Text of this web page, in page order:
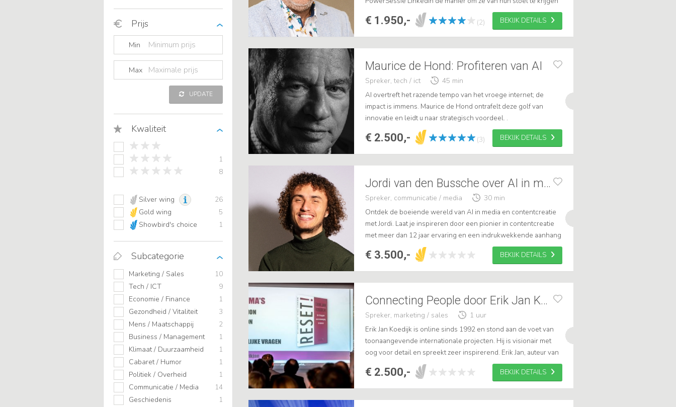
Prijs
Min
Max
UPDATE
Kwaliteit
1
8
Silver wing
26
Gold wing
5
Showbird's choice
1
Subcategorie
Marketing / Sales
10
Tech / ICT
9
Economie / Finance
1
Gezondheid / Vitaliteit
3
Mens / Maatschappij
2
Business / Management
1
Klimaat / Duurzaamheid
1
Cabaret / Humor
1
Politiek / Overheid
1
Communicatie / Media
14
Geschiedenis
1
en kennis te laten maken met de mogelijkheden van Social ...
€ 1.950,- (2) BEKIJK DETAILS
Maurice de Hond: Profiteren van AI
Spreker, tech / ict
45 min
AI overtreft het razende tempo van het vroege internet; de
impact is immens. Maurice de Hond ontrafelt deze golf van
innovatie en leidt u naar strategisch voordeel. .
€ 2.500,- (3) BEKIJK DETAILS
Jordi van den Bussche over AI in media
Spreker, communicatie / media
30 min
Ontdek de boeiende wereld van AI in media en contentcreatie
met Jordi. Laat je inspireren door een pionier in contentcreatie
met meer dan 12 jaar ervaring en een indrukwekkende aanhang
van meer dan 20 miljoen volgers wereldwijd. Met zijn er...
€ 3.500,- BEKIJK DETAILS
Connecting People door Erik Jan Koedijk
Spreker, marketing / sales
1 uur
Erik Jan Koedijk is online sinds 1992 en stond aan de voet van
toonaangevende internationale projecten. Hij is visionair met
oog voor detail en spreekt zeer inspirerend. Erik Jan, auteur van
het boek Reset!, weet hoe je een organisatie wend...
€ 2.500,- BEKIJK DETAILS